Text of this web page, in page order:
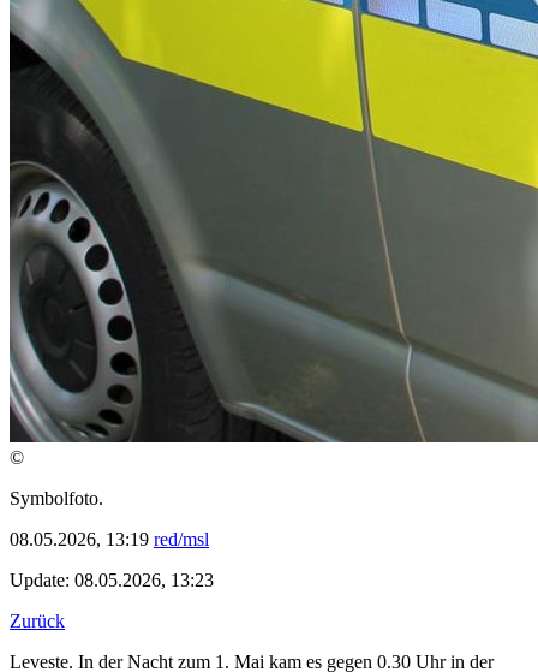
©
Symbolfoto.
08.05.2026, 13:19 red/msl
Update: 08.05.2026, 13:23
Zurück
Leveste. In der Nacht zum 1. Mai kam es gegen 0.30 Uhr in der